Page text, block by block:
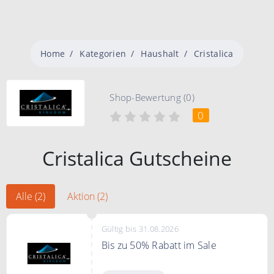
Home Kategorien Haushalt Cristalica
Shop-Bewertung (0)
0
Cristalica Gutscheine
Alle (2) Aktion (2)
Gültig bis 31.08.2026
Bis zu 50% Rabatt im Sale